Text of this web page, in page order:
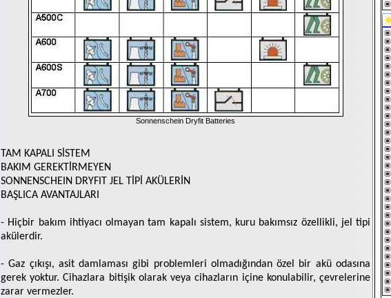
Sonnenschein Dryfit Batteries
TAM KAPALI SİSTEM
BAKIM GEREKTİRMEYEN
SONNENSCHEIN DRYFIT JEL TİPİ AKÜLERİN
BAŞLICA AVANTAJLARI
- Hiçbir bakım ihtiyacı olmayan tam kapalı sistem, kuru bakımsız özellikli, jel tipi
akülerdir.
- Gaz çıkışı, asit damlaması gibi problemleri olmadığından özel bir akü odasına
gerek yoktur. Cihazlara bitişik olarak veya cihazların içine konulabilir, çevrelerine
zarar vermezler.